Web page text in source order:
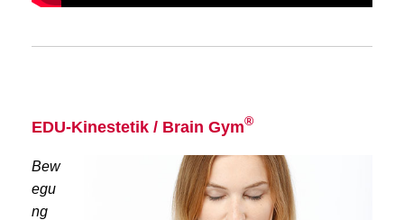
EDU-Kinestetik / Brain Gym®
Bew
egu
ng